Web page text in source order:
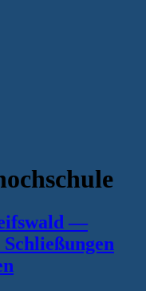
—